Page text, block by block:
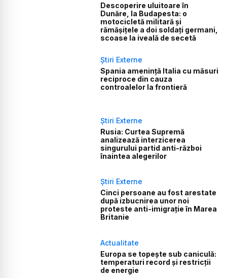
Descoperire uluitoare în
Dunăre, la Budapesta: o
motocicletă militară și
rămășițele a doi soldați germani,
scoase la iveală de secetă
Știri Externe
Spania amenință Italia cu măsuri
reciproce din cauza
controalelor la frontieră
Știri Externe
Rusia: Curtea Supremă
analizează interzicerea
singurului partid anti-război
înaintea alegerilor
Știri Externe
Cinci persoane au fost arestate
după izbucnirea unor noi
proteste anti-imigrație în Marea
Britanie
Actualitate
Europa se topește sub caniculă:
temperaturi record și restricții
de energie